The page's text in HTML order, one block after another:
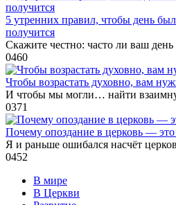
5 утренних правил, чтобы день
получится
Скажите честно: часто ли ваш день
0460
Чтобы возрастать духовно, вам
И чтобы мы могли… найти
0371
Почему опоздание в церковь — это
Я и раньше ошибался насчёт
0452
В мире
В Церкви